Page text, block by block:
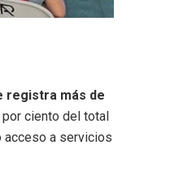
registra más de
ciento del total
acceso a servicios